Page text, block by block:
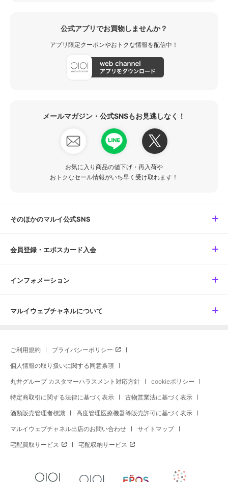
公式アプリでお買物しませんか？
アプリ限定クーポンやおトクな情報を配信中！
メールマガジン・公式SNSもお見逃しなく！
お気に入り商品の値下げ・再入荷や
おトクなセール情報がいち早く受け取れます！
そのほかのマルイ公式SNS
会員登録・エポスカード入会
インフォメーション
マルイウェブチャネルについて
ご利用規約 プライバシーポリシー
個人情報の取り扱いに関する同意条項
丸井グループ カスタマーハラスメント対応方針 cookieポリシー
特定商取引に関する法律に基づく表示 古物営業法に基づく表示
酒類販売管理者標識 高度管理医療機器等販売許可に基づく表示
マルイウェブチャネル出店のお問い合わせ サイトマップ
宅配買取サービス 宅配収納サービス